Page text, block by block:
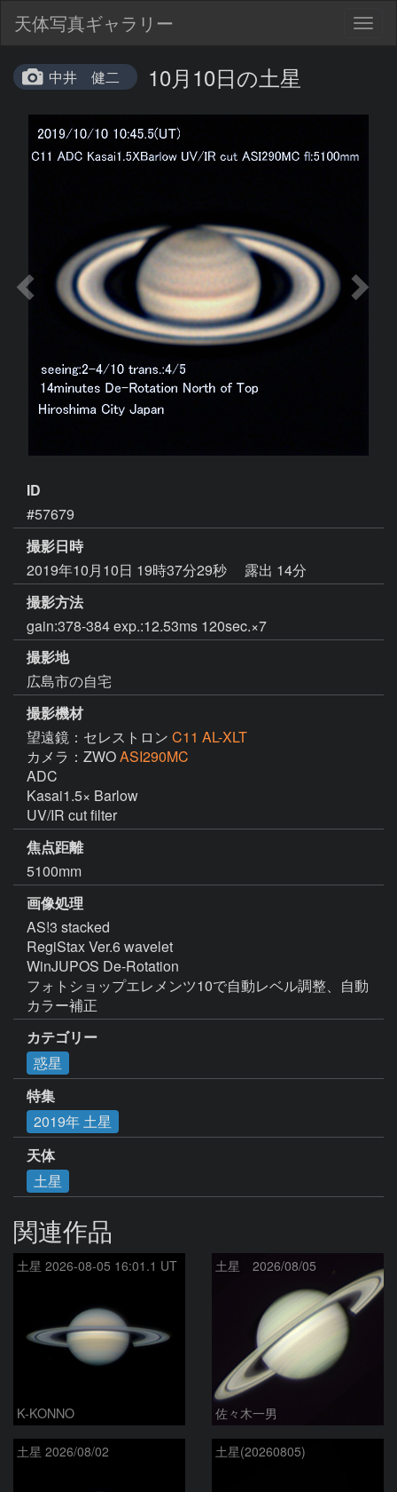
天体写真ギャラリー
中井 健二 10月10日の土星
ID
#57679
撮影日時
2019年10月10日 19時37分29秒
露出 14分
撮影方法
gain:378-384 exp.:12.53ms 120sec.×7
撮影地
広島市の自宅
撮影機材
望遠鏡：セレストロン C11 AL-XLT
カメラ：ZWOASI290MC
ADC
Kasai1.5× Barlow
UV/IR cut filter
焦点距離
5100mm
画像処理
AS!3 stacked
RegiStax Ver.6 wavelet
WinJUPOS De-Rotation
フォトショップエレメンツ10で自動レベル調整、自動
カラー補正
カテゴリー
惑星
特集
2019年 土星
天体
土星
関連作品
土星 2026-08-05 16:01.1 UT
K-KONNO
土星 2026/08/05
佐々木一男
土星 2026/08/02 土星(20260805)